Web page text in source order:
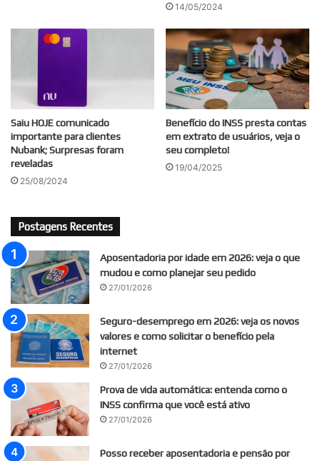
14/05/2024
Saiu HOJE comunicado
importante para clientes
Nubank; Surpresas foram
reveladas
25/08/2024
Benefício do INSS presta contas
em extrato de usuários, veja o
seu completo!
19/04/2025
Postagens Recentes
Aposentadoria por idade em 2026: veja o que
mudou e como planejar seu pedido
27/01/2026
Seguro-desemprego em 2026: veja os novos
valores e como solicitar o benefício pela
internet
27/01/2026
Prova de vida automática: entenda como o
INSS confirma que você está ativo
27/01/2026
Posso receber aposentadoria e pensão por